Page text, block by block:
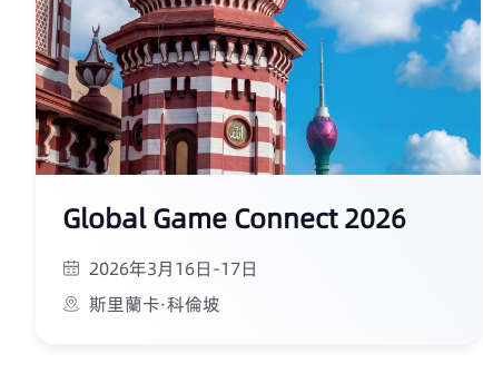
Global Game Connect 2026
2026年3月16日-17日
斯里蘭卡·科倫坡